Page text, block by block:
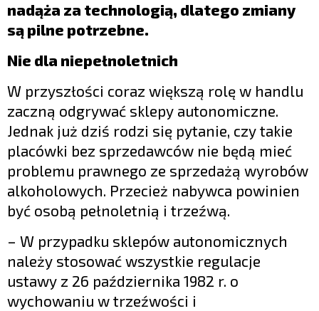
nadąża za technologią, dlatego zmiany
są pilne potrzebne.
Nie dla niepełnoletnich
W przyszłości coraz większą rolę w handlu
zaczną odgrywać sklepy autonomiczne.
Jednak już dziś rodzi się pytanie, czy takie
placówki bez sprzedawców nie będą mieć
problemu prawnego ze sprzedażą wyrobów
alkoholowych. Przecież nabywca powinien
być osobą pełnoletnią i trzeźwą.
– W przypadku sklepów autonomicznych
należy stosować wszystkie regulacje
ustawy z 26 października 1982 r. o
wychowaniu w trzeźwości i